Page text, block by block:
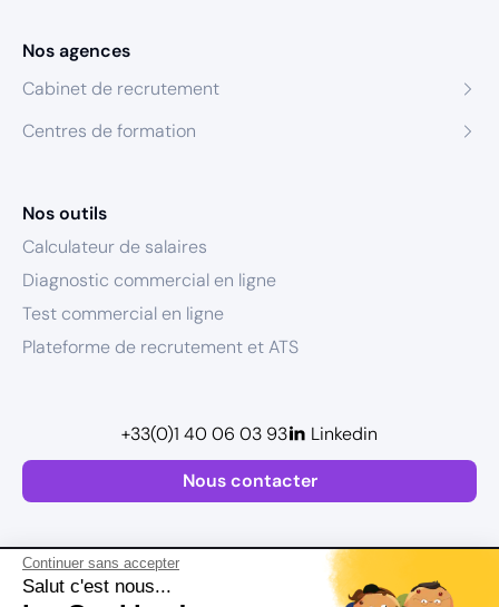
Continuer sans accepter
Salut c'est nous...
Nos agences
Cabinet de recrutement
Centres de formation
Nos outils
Calculateur de salaires
Diagnostic commercial en ligne
Test commercial en ligne
Plateforme de recrutement et ATS
Nous contacter
+33(0)1 40 06 03 93 Linkedin